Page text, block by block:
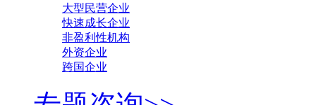
大型民营企业
快速成长企业
非盈利性机构
外资企业
跨国企业